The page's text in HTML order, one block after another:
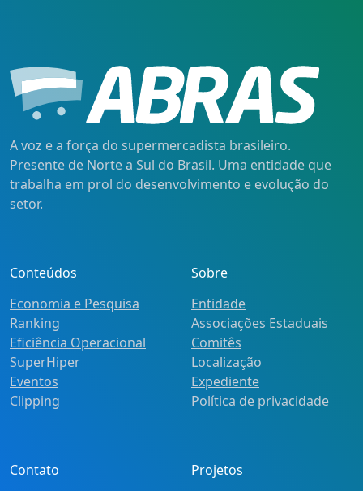
A voz e a força do supermercadista brasileiro.
Presente de Norte a Sul do Brasil. Uma entidade que
trabalha em prol do desenvolvimento e evolução do
setor.
Conteúdos
Economia e Pesquisa
Ranking
Eficiência Operacional
SuperHiper
Eventos
Clipping
Sobre
Entidade
Associações Estaduais
Comitês
Localização
Expediente
Política de privacidade
Contato Projetos